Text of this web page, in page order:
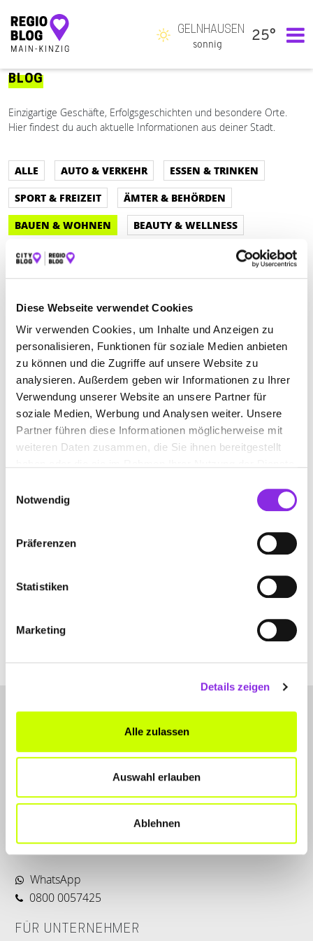
Diese Webseite verwendet Cookies
Wir verwenden Cookies, um Inhalte und Anzeigen zu
personalisieren, Funktionen für soziale Medien anbieten
zu können und die Zugriffe auf unsere Website zu
analysieren. Außerdem geben wir Informationen zu Ihrer
Verwendung unserer Website an unsere Partner für
soziale Medien, Werbung und Analysen weiter. Unsere
Partner führen diese Informationen möglicherweise mit
weiteren Daten zusammen, die Sie ihnen bereitgestellt
Notwendig
Präferenzen
Statistiken
Marketing
Details zeigen
Alle zulassen
Auswahl erlauben
Ablehnen
Hauptnavigation
GELNHAUSEN
sonnig
25°
BLOG
Einzigartige Geschäfte, Erfolgsgeschichten und besondere Orte.
Hier findest du auch aktuelle Informationen aus deiner Stadt.
ALLE AUTO & VERKEHR
ESSEN & TRINKEN
SPORT & FREIZEIT
ÄMTER & BEHÖRDEN
BAUEN & WOHNEN
BEAUTY & WELLNESS
BILDUNG & MEDIEN
EINKAUFEN & SHOPPEN
GESUNDHEIT & MEDIZIN
RECHT & GELD
REISEN & ÜBERNACHTEN
SERVICE & DIENSTLEISTUNGEN
Bauen & Wohnen
NEUERUNGEN FEBRUAR 2026: WAS IST W…
Alle wichtigen Änderungen zu Altersvorsorge, Kündigungen,
kompakt zusammengefasst.
LET'S CONNECT
SERVICE
WhatsApp
0800 0057425
FÜR UNTERNEHMER